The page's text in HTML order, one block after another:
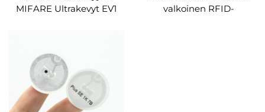
MIFARE Ultrakevyt EV1
valkoinen RFID-